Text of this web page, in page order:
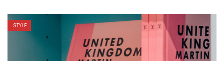
STYLE